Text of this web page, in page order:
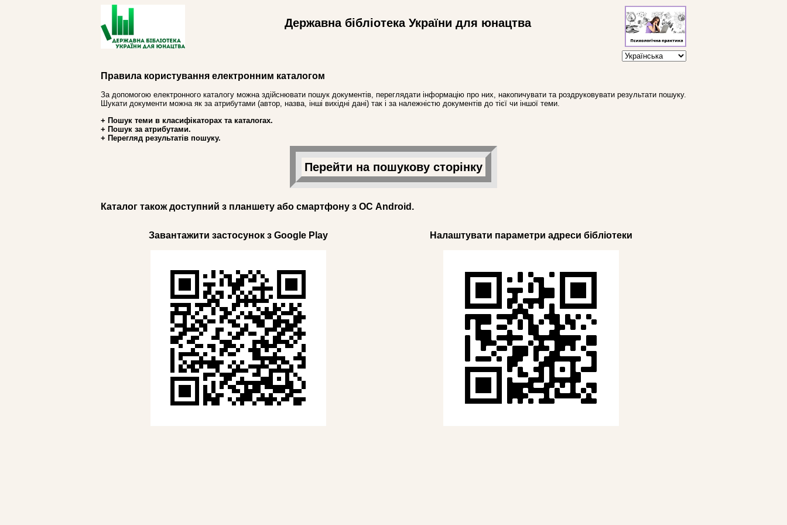
Державна бібліотека України для юнацтва
Правила користування електронним каталогом
За допомогою електронного каталогу можна здійснювати пошук документів, переглядати інформацію про них, накопичувати та роздруковувати результати пошуку.
Шукати документи можна як за атрибутами (автор, назва, інші вихідні дані) так і за належністю документів до тієї чи іншої теми.
+ Пошук теми в класифікаторах та каталогах.
+ Пошук за атрибутами.
+ Перегляд результатів пошуку.
Перейти на пошукову сторінку
Каталог також доступний з планшету або смартфону з ОС Android.
Завантажити застосунок з Google Play Налаштувати параметри адреси бібліотеки